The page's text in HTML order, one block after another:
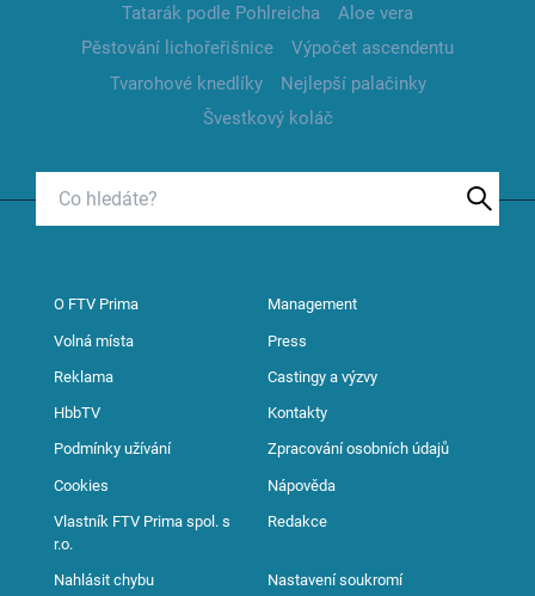
Tatarák podle Pohlreicha
Aloe vera
Pěstování lichořeřišnice
Výpočet ascendentu
Tvarohové knedlíky
Nejlepší palačinky
Švestkový koláč
O FTV Prima Management
Volná místa Press
Reklama Castingy a výzvy
HbbTV Kontakty
Podmínky užívání Zpracování osobních údajů
Cookies Nápověda
Vlastník FTV Prima spol. s
r.o.
Redakce
Nahlásit chybu Nastavení soukromí